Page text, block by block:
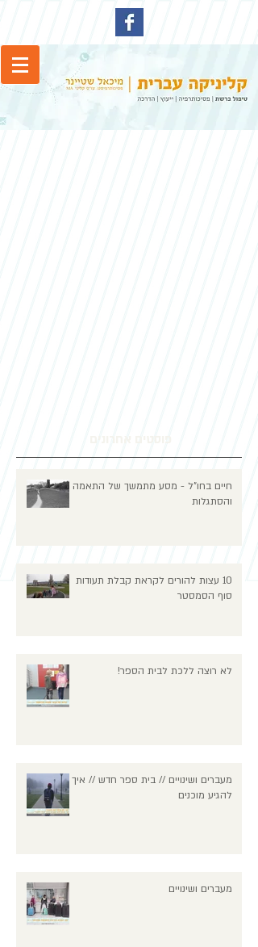
חיים בחו"ל - מסע מתמשך של התאמה
והסתגלות
10 עצות להורים לקראת קבלת תעודות
סוף הסמסטר
לא רוצה ללכת לבית הספר!
מעברים ושינויים // בית ספר חדש // איך
להגיע מוכנים
מעברים ושינויים